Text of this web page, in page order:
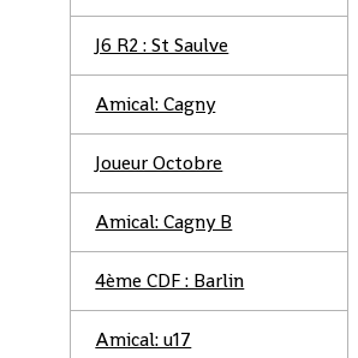
J6 R2 : St Saulve
Amical: Cagny
Joueur Octobre
Amical: Cagny B
4ème CDF : Barlin
Amical: u17